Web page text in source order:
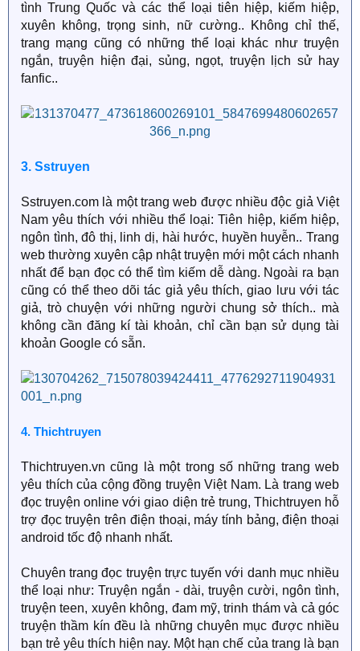
tình Trung Quốc và các thể loại tiên hiệp, kiếm hiệp,
xuyên không, trọng sinh, nữ cường.. Không chỉ thế,
trang mạng cũng có những thể loại khác như truyện
ngắn, truyện hiện đại, sủng, ngọt, truyện lịch sử hay
fanfic..
3. Sstruyen
Sstruyen.com là một trang web được nhiều độc giả Việt
Nam yêu thích với nhiều thể loại: Tiên hiệp, kiếm hiệp,
ngôn tình, đô thị, linh dị, hài hước, huyền huyễn.. Trang
web thường xuyên cập nhật truyện mới một cách nhanh
nhất để bạn đọc có thể tìm kiếm dễ dàng. Ngoài ra bạn
cũng có thể theo dõi tác giả yêu thích, giao lưu với tác
giả, trò chuyện với những người chung sở thích.. mà
không cần đăng kí tài khoản, chỉ cần bạn sử dụng tài
khoản Google có sẵn.
4. Thichtruyen
Thichtruyen.vn cũng là một trong số những trang web
yêu thích của cộng đồng truyện Việt Nam. Là trang web
đọc truyện online với giao diện trẻ trung, Thichtruyen hỗ
trợ đọc truyện trên điện thoại, máy tính bảng, điện thoại
android tốc độ nhanh nhất.
Chuyên trang đọc truyện trực tuyến với danh mục nhiều
thể loại như: Truyện ngắn - dài, truyện cười, ngôn tình,
truyện teen, xuyên không, đam mỹ, trinh thám và cả góc
truyện thầm kín đều là những chuyên mục được nhiều
bạn trẻ yêu thích hiện nay. Một hạn chế của trang là bạn